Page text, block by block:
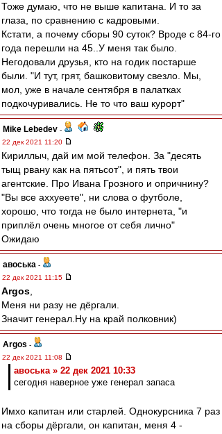
Тоже думаю, что не выше капитана. И то за
глаза, по сравнению с кадровыми.
Кстати, а почему сборы 90 суток? Вроде с 84-го
года перешли на 45..У меня так было.
Негодовали друзья, кто на годик постарше
были. "И тут, грят, башковитому свезло. Мы,
мол, уже в начале сентября в палатках
подкочуривались. Не то что ваш курорт"
Mike Lebedev -
22 дек 2021 11:20
Кириллыч, дай им мой телефон. За "десять
тыщ рвану как на пятьсот", и пять твои
агентские. Про Ивана Грозного и опричнину?
"Вы все аххуеете", ни слова о футболе,
хорошо, что тогда не было интернета, "и
приплёл очень многое от себя лично"
Ожидаю
авоська -
22 дек 2021 11:15
Argos
Меня ни разу не дёргали.
Значит генерал.Ну на край полковник)
Argos -
22 дек 2021 11:08
авоська » 22 дек 2021 10:33
сегодня наверное уже генерал запаса
Имхо капитан или старлей. Однокурсника 7 раз
на сборы дёргали, он капитан, меня 4 -